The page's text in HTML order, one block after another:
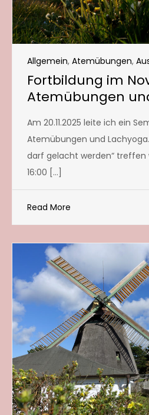
Allgemein, Atemübungen,
Fortbildung im
Atemübungen
Am 20.11.2025 leite ich ein
Atemübungen und
darf gelacht werden“ treffen
16:00 […]
Read More